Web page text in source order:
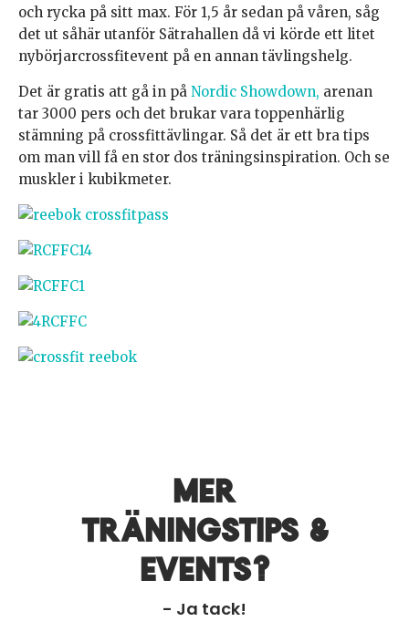
och rycka på sitt max. För 1,5 år sedan på våren, såg
det ut såhär utanför Sätrahallen då vi körde ett litet
nybörjarcrossfitevent på en annan tävlingshelg.
Det är gratis att gå in på Nordic Showdown, arenan
tar 3000 pers och det brukar vara toppenhärlig
stämning på crossfittävlingar. Så det är ett bra tips
om man vill få en stor dos träningsinspiration. Och se
muskler i kubikmeter.
Mer
träningstips &
events?
- Ja tack!